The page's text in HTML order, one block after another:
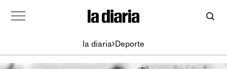
la diaria Deporte